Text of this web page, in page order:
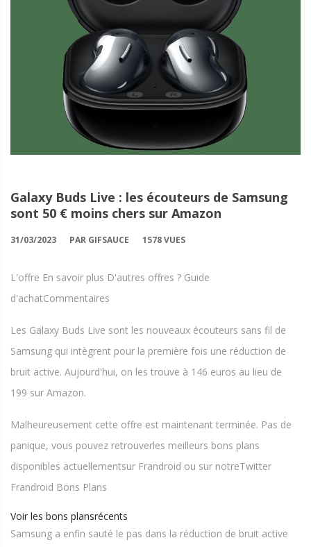
Galaxy Buds Live : les écouteurs de Samsung
sont 50 € moins chers sur Amazon
31/03/2023 PAR GIFSAUCE 1578 VUES
L'offre En savoir plus D'autres offres ? Guide
d'achatCommentaires
Les Galaxy Buds Live sont les nouveaux écouteurs sans fil de
Samsung qui intègrent pour la première fois une réduction de
bruit active. Aujourd'hui, on les trouve à 146 euros au lieu de
199 sur Amazon.
Malheureusement cette offre est maintenant terminée. Pas de
panique, vous pouvez retrouverles meilleurs bons plans
disponibles actuellementsur Frandroid ou sur notreTwitter
Frandroid Bons Plans
Voir les bons plansrécents
Samsung a enfin sauté le pas dans la réduction de bruit active